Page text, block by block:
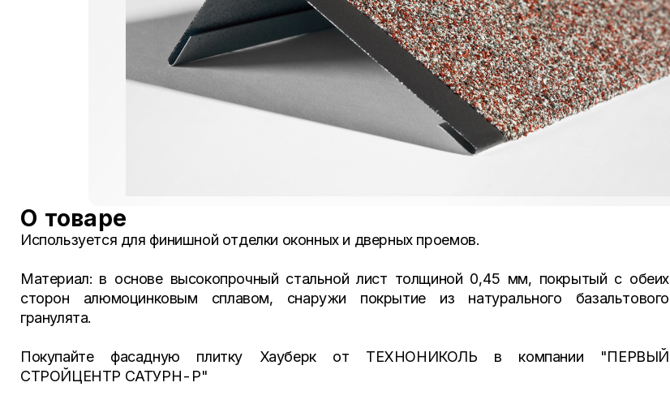
О товаре
Используется для финишной отделки оконных и дверных проемов.
Материал: в основе высокопрочный стальной лист толщиной 0,45 мм, покрытый с обеих
сторон алюмоцинковым сплавом, снаружи покрытие из натурального базальтового
гранулята.
Покупайте фасадную плитку Хауберк от ТЕХНОНИКОЛЬ в компании "ПЕРВЫЙ
СТРОЙЦЕНТР САТУРН-Р"